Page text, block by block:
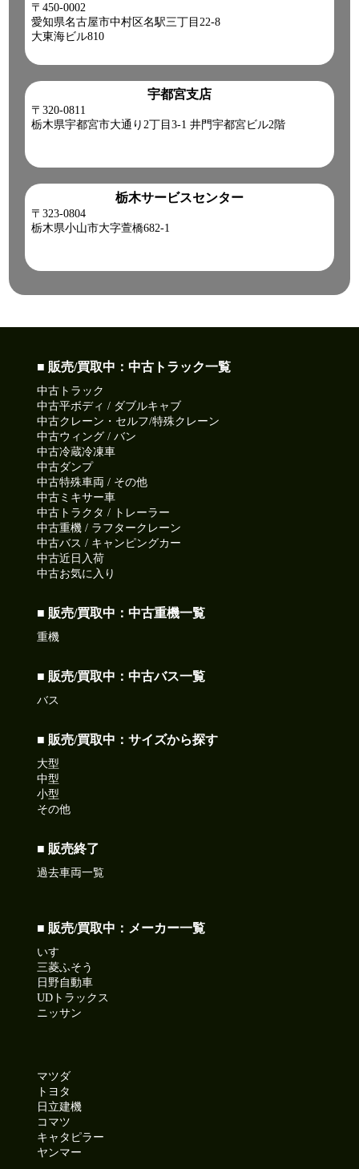
〒450-0002
愛知県名古屋市中村区名駅三丁目22-8
大東海ビル810
宇都宮支店
〒320-0811
栃木県宇都宮市大通り2丁目3-1 井門宇都宮ビル2階
栃木サービスセンター
〒323-0804
栃木県小山市大字萱橋682-1
■ 販売/買取中：中古トラック一覧
中古トラック
中古平ボディ / ダブルキャブ
中古クレーン・セルフ/特殊クレーン
中古ウィング / バン
中古冷蔵冷凍車
中古ダンプ
中古特殊車両 / その他
中古ミキサー車
中古トラクタ / トレーラー
中古重機 / ラフタークレーン
中古バス / キャンピングカー
中古近日入荷
中古お気に入り
■ 販売/買取中：中古重機一覧
重機
■ 販売/買取中：中古バス一覧
バス
■ 販売/買取中：サイズから探す
大型
中型
小型
その他
■ 販売終了
過去車両一覧
■ 販売/買取中：メーカー一覧
いすゞ
三菱ふそう
日野自動車
UDトラックス
ニッサン
マツダ
トヨタ
日立建機
コマツ
キャタピラー
ヤンマー